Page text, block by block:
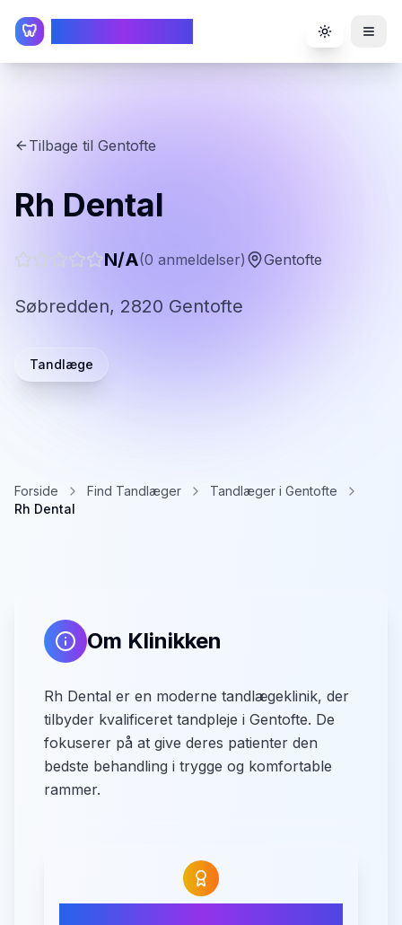
🦷 Toggle
Tilbage til Gentofte
Rh Dental
N/A(0 anmeldelser) Gentofte
Søbredden, 2820 Gentofte
Tandlæge
Forside Find Tandlæger
Tandlæger i Gentofte
Rh Dental
Om Klinikken
Rh Dental er en moderne tandlægeklinik, der
tilbyder kvalificeret tandpleje i Gentofte. De
fokuserer på at give deres patienter den
bedste behandling i trygge og komfortable
rammer.